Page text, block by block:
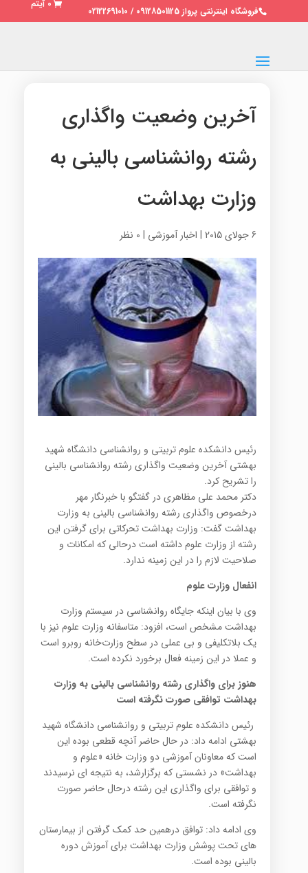
فروشگاه اینترنتی پرواز 09128501125 / 02122691010
0 آیتم
آخرین وضعیت واگذاری
رشته روانشناسی بالینی به
وزارت بهداشت
6 جولای 2015 | اخبار آموزشی | 0 نظر
رئیس دانشکده علوم تربیتی و روانشناسی دانشگاه شهید
بهشتی آخرین وضعیت واگذاری رشته روانشناسی بالینی
را تشریح کرد.
دکتر محمد علی مظاهری در گفتگو با خبرنگار مهر
درخصوص واگذاری رشته روانشناسی بالینی به وزارت
بهداشت گفت: وزارت بهداشت تحرکاتی برای گرفتن این
رشته از وزارت علوم داشته است درحالی که امکانات و
صلاحیت لازم را در این زمینه ندارد.
انفعال وزارت علوم
وی با بیان اینکه جایگاه روانشناسی در سیستم وزارت
بهداشت مشخص است، افزود: متاسفانه وزارت علوم نیز با
یک بلاتکلیفی و بی عملی در سطح وزارت‌خانه روبرو است
و عملا در این زمینه فعال برخورد نکرده است.
هنوز برای واگذاری رشته روانشناسی بالینی به وزارت
بهداشت توافقی صورت نگرفته است
رئیس دانشکده علوم تربیتی و روانشناسی دانشگاه شهید
بهشتی ادامه داد: در حال حاضر آنچه قطعی بوده این
است که معاونان آموزشی دو وزارت خانه «علوم و
بهداشت» در نشستی که برگزارشد، به نتیجه ای نرسیدند
و توافقی برای واگذاری این رشته درحال حاضر صورت
نگرفته است.
وی ادامه داد: توافق درهمین حد کمک گرفتن از بیمارستان
های تحت پوشش وزارت بهداشت برای آموزش دوره
بالینی بوده است.